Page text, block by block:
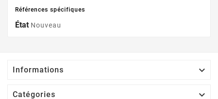
Références spécifiques
État Nouveau
Informations 
Catégories 